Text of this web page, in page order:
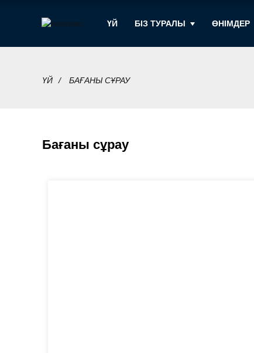
ҮЙ БІЗ ТУРАЛЫ ӨНІМДЕР
ҮЙ БАҒАНЫ СҰРАУ
Бағаны сұрау